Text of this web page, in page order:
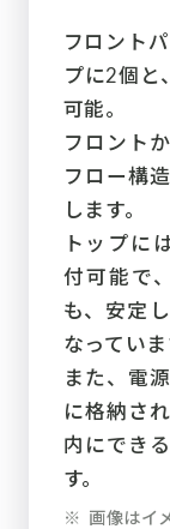
フロント
プに2個と
可能。
フロント
フロー構
します。
トップに
付可能で
も、安定
なっていま
また、電
に格納さ
内にでき
す。
※ 画像はイ